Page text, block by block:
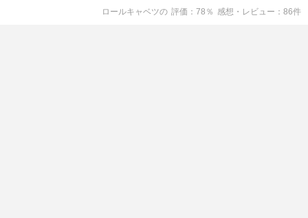
ロールキャベツの 評価 78 ％ 感想・レビュー 86件